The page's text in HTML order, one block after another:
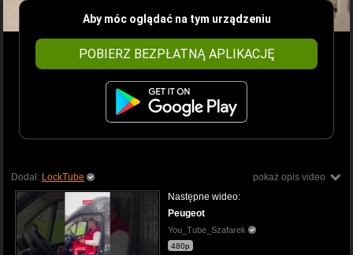
Aby móc oglądać na tym urządzeniu
POBIERZ BEZPŁATNĄ APLIKACJĘ
pokaż opis video
Dodał: LockTube
Następne wideo:
Peugeot
You_Tube_Szafarek
480p